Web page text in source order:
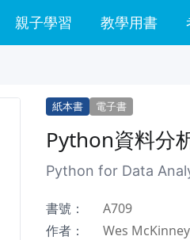
親子學習 教學用書
紙本書 電子書
Python資料分
Python for Data
書號：
A709
作者：
Wes McKinney